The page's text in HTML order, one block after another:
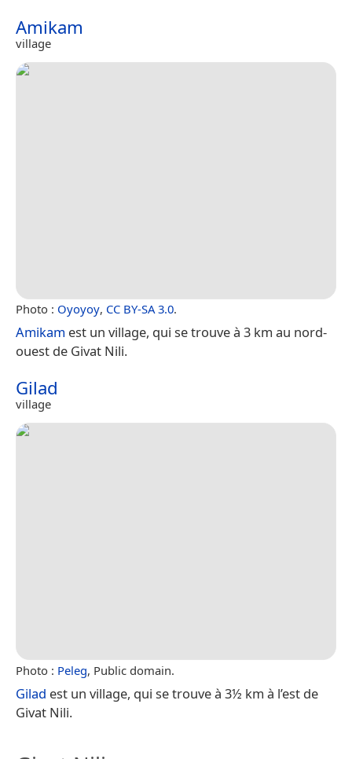
Amikam
village
Photo : Oyoyoy, CC BY-SA 3.0.
Amikam est un village, qui se trouve à 3 km au nord-
ouest de Givat Nili.
Gilad
village
Photo : Peleg, Public domain.
Gilad est un village, qui se trouve à 3½ km à l’est de
Givat Nili.